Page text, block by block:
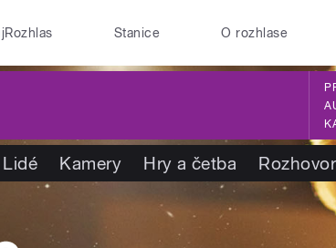
Stanice O rozhlase
Lidé Kamery Hry a četba